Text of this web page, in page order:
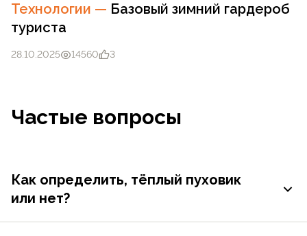
Технологии — Базовый зимний гардероб
туриста
28.10.2025 14560 3
Частые вопросы
Как определить, тёплый пуховик
или нет?